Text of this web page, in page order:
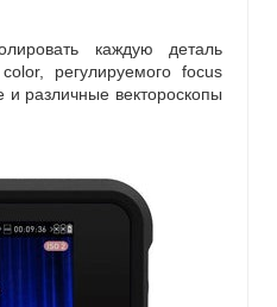
каждую деталь
,
регулируемого focus
и различные вектороскопы